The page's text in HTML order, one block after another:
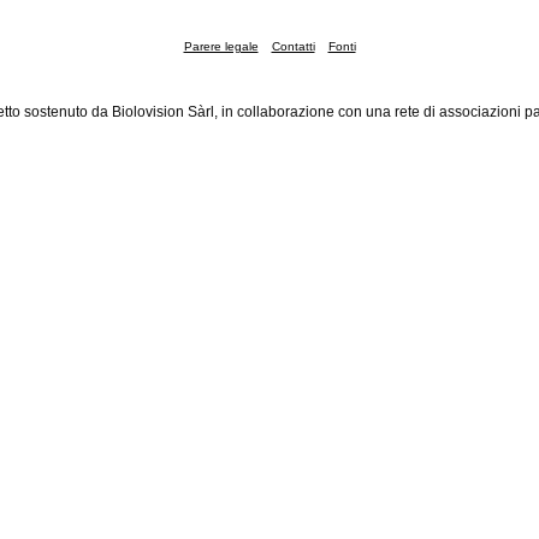
Parere legale Contatti Fonti
sostenuto da Biolovision Sàrl, in collaborazione con una rete di associazioni